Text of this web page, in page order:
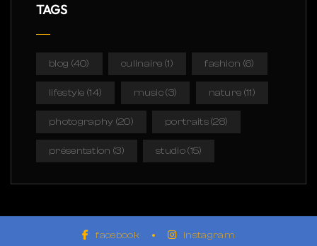
TAGS
blog (40) culinaire (1) fashion (6)
lifestyle (14) music(3) nature (11)
photography (20) portraits(28)
présentation (3) studio(15)
facebook instagram